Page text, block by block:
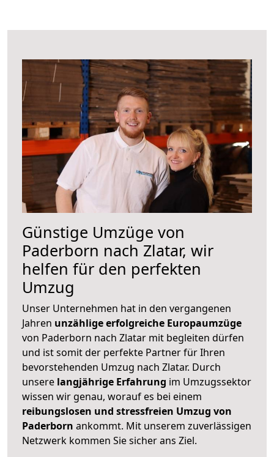
Günstige Umzüge von
Paderborn nach Zlatar, wir
helfen für den perfekten
Umzug
Unser Unternehmen hat in den vergangenen
Jahren unzählige erfolgreiche Europaumzüge
von Paderborn nach Zlatar mit begleiten dürfen
und ist somit der perfekte Partner für Ihren
bevorstehenden Umzug nach Zlatar. Durch
unsere langjährige Erfahrung im Umzugssektor
wissen wir genau, worauf es bei einem
reibungslosen und stressfreien Umzug von
Paderborn ankommt. Mit unserem zuverlässigen
Netzwerk kommen Sie sicher ans Ziel.